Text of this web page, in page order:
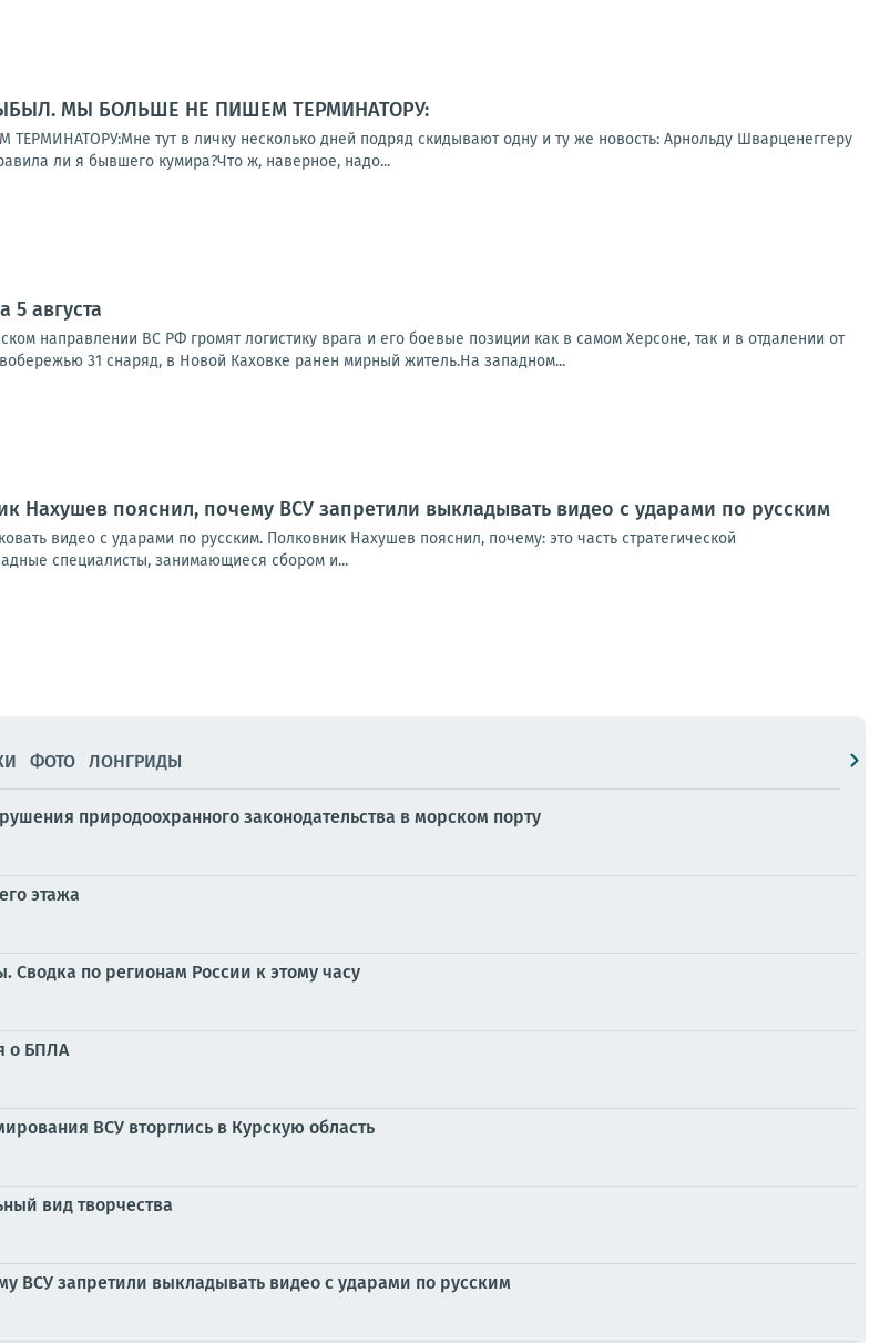
МЫ БОЛЬШЕ НЕ ПИШЕМ ТЕРМИНАТОРУ:
тут в личку несколько дней подряд скидывают одну и ту же новость: Арнольду Шварценеггеру
ли я бывшего кумира?Что ж, наверное, надо...
5 августа
направлении ВС РФ громят логистику врага и его боевые позиции как в самом Херсоне, так и в отдалении от
31 снаряд, в Новой Каховке ранен мирный житель.На западном...
Нахушев пояснил, почему ВСУ запретили выкладывать видео с ударами по русским
видео с ударами по русским. Полковник Нахушев пояснил, почему: это часть стратегической
специалисты, занимающиеся сбором и...
ФОТО ЛОНГРИДЫ
природоохранного законодательства в морском порту
этажа
Сводка по регионам России к этому часу
о БПЛА
ВСУ вторглись в Курскую область
вид творчества
ВСУ запретили выкладывать видео с ударами по русским